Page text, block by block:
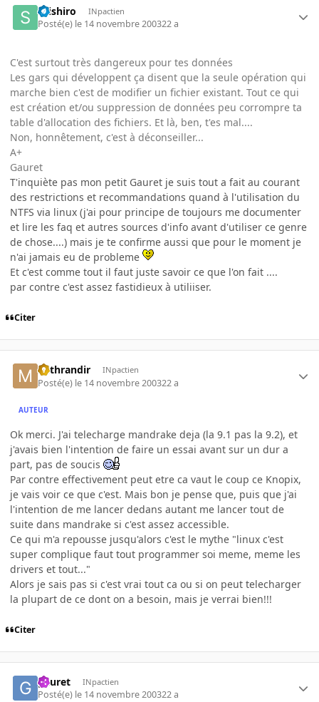
seishiro INpactien
Posté(e) le 14 novembre 200322 a
C'est surtout très dangereux pour tes données
Les gars qui développent ça disent que la seule opération qui
marche bien c'est de modifier un fichier existant. Tout ce qui
est création et/ou suppression de données peu corrompre ta
table d'allocation des fichiers. Et là, ben, t'es mal....
Non, honnêtement, c'est à déconseiller...
A+
Gauret
T'inquiète pas mon petit Gauret je suis tout a fait au courant
des restrictions et recommandations quand à l'utilisation du
NTFS via linux (j'ai pour principe de toujours me documenter
et lire les faq et autres sources d'info avant d'utiliser ce genre
de chose....) mais je te confirme aussi que pour le moment je
n'ai jamais eu de probleme
Et c'est comme tout il faut juste savoir ce que l'on fait ....
par contre c'est assez fastidieux à utiliiser.
Citer
Mithrandir INpactien
Posté(e) le 14 novembre 200322 a
AUTEUR
Ok merci. J'ai telecharge mandrake deja (la 9.1 pas la 9.2), et
j'avais bien l'intention de faire un essai avant sur un dur a
part, pas de soucis
Par contre effectivement peut etre ca vaut le coup ce Knopix,
je vais voir ce que c'est. Mais bon je pense que, puis que j'ai
l'intention de me lancer dedans autant me lancer tout de
suite dans mandrake si c'est assez accessible.
Ce qui m'a repousse jusqu'alors c'est le mythe "linux c'est
super complique faut tout programmer soi meme, meme les
drivers et tout..."
Alors je sais pas si c'est vrai tout ca ou si on peut telecharger
la plupart de ce dont on a besoin, mais je verrai bien!!!
Citer
gauret INpactien
Posté(e) le 14 novembre 200322 a